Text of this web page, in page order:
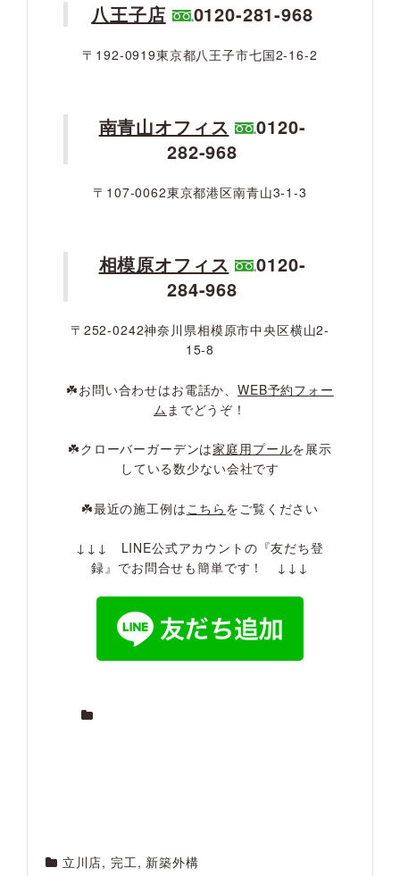
八王子店 0120-281-968
〒192-0919東京都八王子市七国2-16-2
南青山オフィス
0120-
282-968
〒107-0062東京都港区南青山3-1-3
相模原オフィス
0120-
284-968
〒252-0242神奈川県相模原市中央区横山2-
15-8
☘️お問い合わせはお電話か、WEB予約フォー
ム までどうぞ！
☘️クローバーガーデンは家庭用プールを展示
している数少ない会社です
☘️最近の施工例は こちら をご覧ください
↓↓↓ LINE公式アカウントの『友だち登
録』でお問合せも簡単です！ ↓↓↓
立川店, 完工, 新築外構